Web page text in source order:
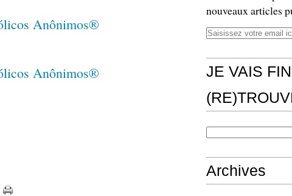
nouveaux articles
JE VAIS
Archives